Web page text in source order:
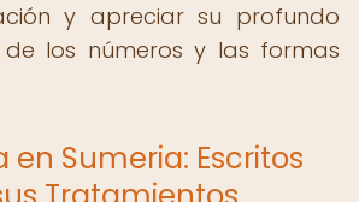
y apreciar su profundo
de los números y las formas
en Sumeria: Escritos